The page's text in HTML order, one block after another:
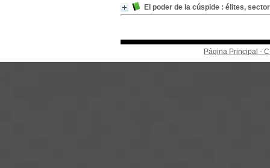
El poder de la cúspide : élites,
Página Principal -